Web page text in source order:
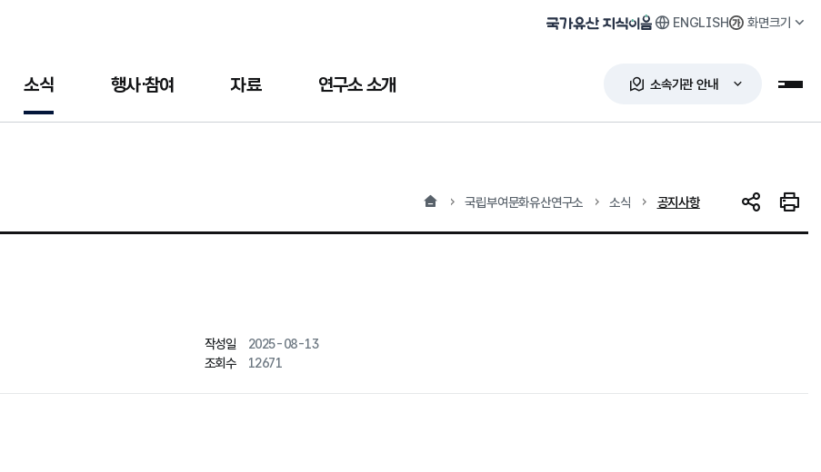
국가유산 지식이음 ENGLISH 화면크기
소식 행사·참여 자료 연구소 소개 소속기관 안내 누리
홈 국립부여문화유산연구소 소식 현재 위치
공지사항 SNS 공유인쇄
작성일
2025-08-13
조회수 12671